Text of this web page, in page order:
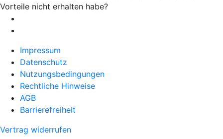
Vorteile nicht erhalten habe?
Impressum
Datenschutz
Nutzungsbedingungen
Rechtliche Hinweise
AGB
Barrierefreiheit
Vertrag widerrufen